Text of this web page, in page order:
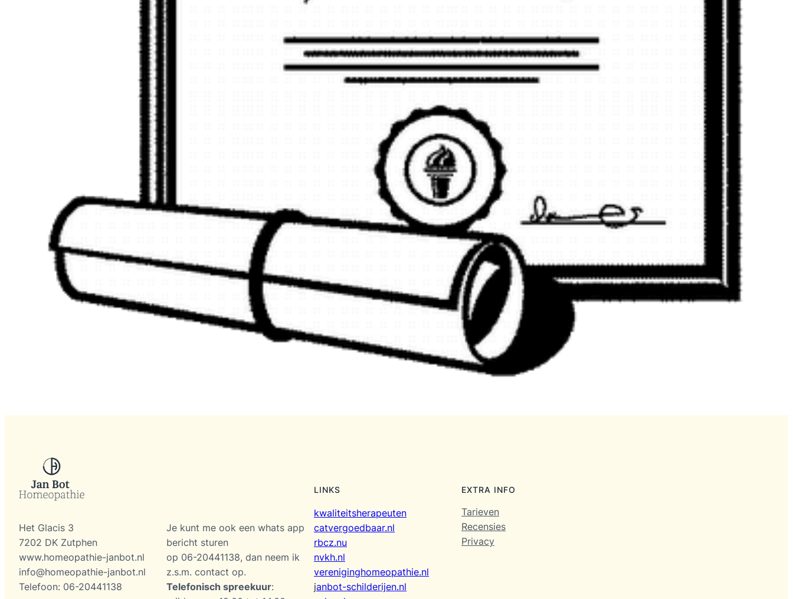
Het Glacis 3
7202 DK Zutphen
www.homeopathie-janbot.nl
info@homeopathie-janbot.nl
Telefoon: 06-20441138
Je kunt me ook een whats app
bericht sturen
op 06-20441138, dan neem ik
z.s.m. contact op.
Telefonisch spreekuur:
LINKS
kwaliteitsherapeuten
catvergoedbaar.nl
rbcz.nu
nvkh.nl
vereniginghomeopathie.nl
janbot-schilderijen.nl
EXTRA INFO
Tarieven
Recensies
Privacy